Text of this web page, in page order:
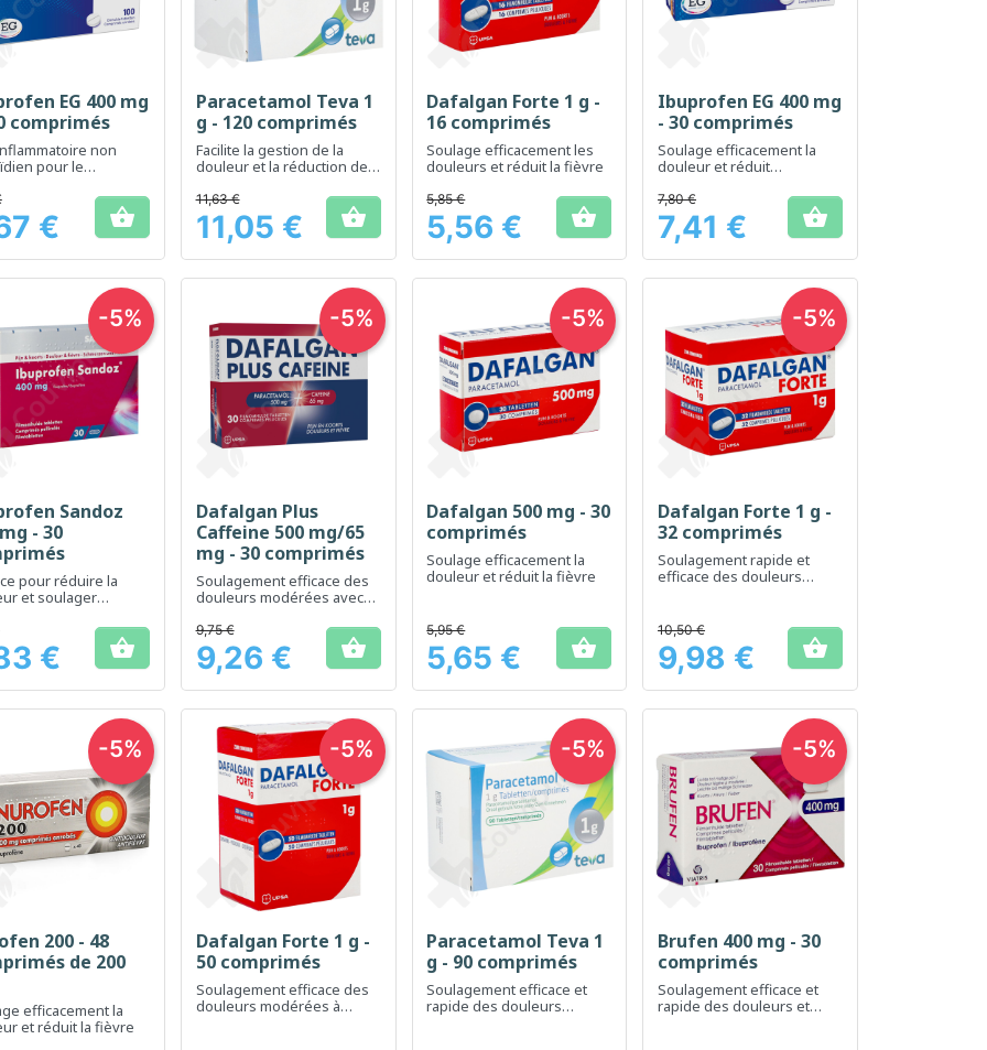
Aperçu rapide
EG 400 mg
comprimés
non
pour le
de la fièvre
€ 
Aperçu rapide
Paracetamol Teva 1
g - 120 comprimés
Facilite la gestion de la
douleur et la réduction de
adultes
Prix
11,63 €
11,05 € 
Aperçu rapide
Dafalgan Forte 1 g -
16 comprimés
Soulage efficacement les
douleurs et réduit la fièvre
Prix
5,85 €
5,56 € 
Aperçu rapide
Ibuprofen EG 400 mg
- 30 comprimés
Soulage efficacement la
douleur et réduit
Prix
7,80 €
7,41 € 
Aperçu rapide
Sandoz
- 30
pour réduire la
et soulager
€ 
-5%
Aperçu rapide
Dafalgan Plus
Caffeine 500 mg/65
mg - 30 comprimés
Soulagement efficace des
douleurs modérées avec
Prix
9,75 €
9,26 € 
-5%
 Aperçu rapide
Dafalgan 500 mg - 30
comprimés
Soulage efficacement la
douleur et réduit la fièvre
Prix
5,95 €
5,65 € 
-5%
 Aperçu rapide
Dafalgan Forte 1 g -
32 comprimés
Soulagement rapide et
efficace des douleurs
Prix
10,50 €
9,98 € 
-5%
Aperçu rapide
200 - 48
de 200
efficacement la
et réduit la fièvre
-5%
Aperçu rapide
Dafalgan Forte 1 g -
50 comprimés
Soulagement efficace des
douleurs modérées à
-5%
Aperçu rapide
Paracetamol Teva 1
g - 90 comprimés
Soulagement efficace et
rapide des douleurs
-5%
Aperçu rapide
Brufen 400 mg - 30
comprimés
Soulagement efficace et
rapide des douleurs et
-5%